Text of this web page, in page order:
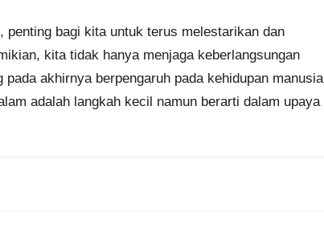
penting bagi kita untuk terus melestarikan dan
kita tidak hanya menjaga keberlangsungan
akhirnya berpengaruh pada kehidupan manusia
adalah langkah kecil namun berarti dalam upaya